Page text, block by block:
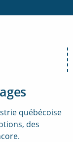
québécoise
des